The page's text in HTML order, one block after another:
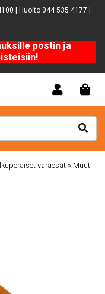
| Huolto 044 535 4177 |
postin ja
varaosat » Muut